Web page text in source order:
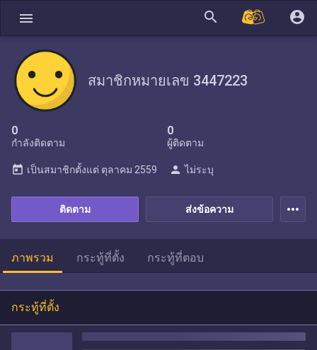
menu search account_circle
สมาชิกหมายเลข 3447223
0
กำลังติดตาม
0
ผู้ติดตาม
ส่งข้อความ
ติดตาม
today เป็นสมาชิกตั้งแต่ ตุลาคม 2559 person ไม่ระบุ
more_horiz
ภาพรวม กระทู้ที่ตั้ง กระทู้ที่ตอบ
กระทู้ที่ตั้ง